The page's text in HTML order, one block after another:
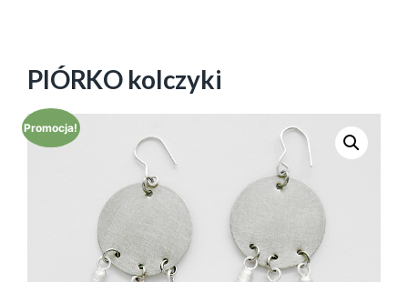
PIÓRKO kolczyki
Promocja!